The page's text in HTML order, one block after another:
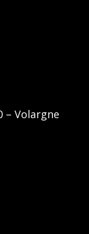
– Volargne